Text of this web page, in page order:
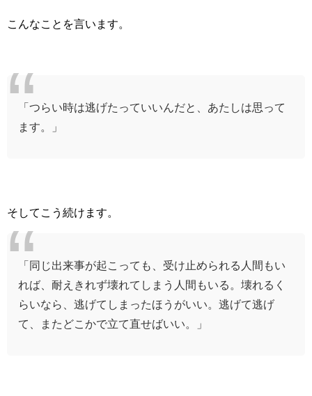
こんなことを言います。
「つらい時は逃げたっていいんだと、あたしは思って
ます。」
そしてこう続けます。
「同じ出来事が起こっても、受け止められる人間もい
れば、耐えきれず壊れてしまう人間もいる。壊れるく
らいなら、逃げてしまったほうがいい。逃げて逃げ
て、またどこかで立て直せばいい。」